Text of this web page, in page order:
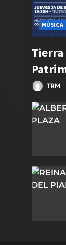
MÚSICA
Tierra
TRM